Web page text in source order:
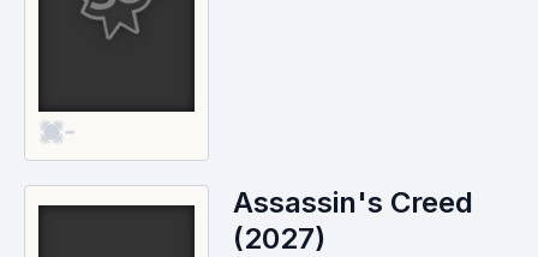
-
Assassin's Creed
(2027)